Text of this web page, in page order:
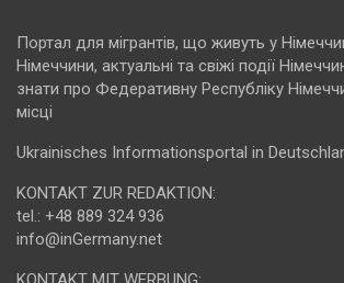
Портал для мігрантів, що живуть у
Німеччини, актуальні та свіжі події
знати про Федеративну Республіку
місці
Ukrainisches Informationsportal in
KONTAKT ZUR REDAKTION:
tel.: +48 889 324 936
info@inGermany.net